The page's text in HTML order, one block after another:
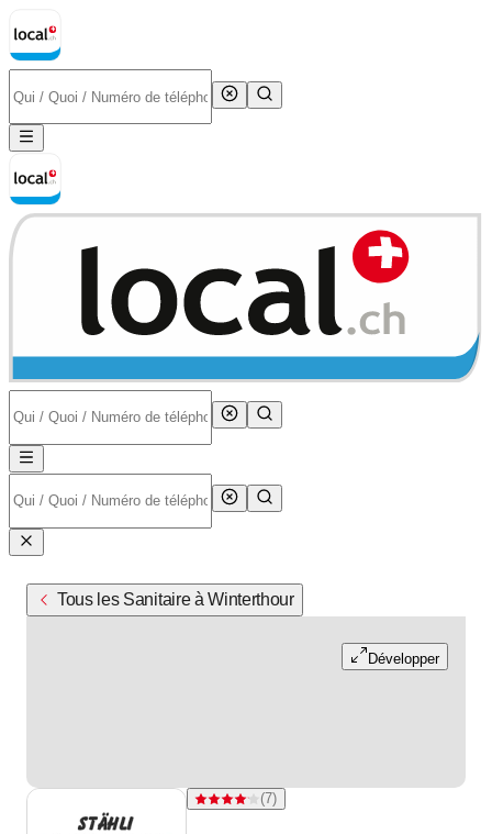
Tous les Sanitaire à Winterthour
Développer
Note 4,1 sur 5 étoiles pour 7 évaluations
(7)